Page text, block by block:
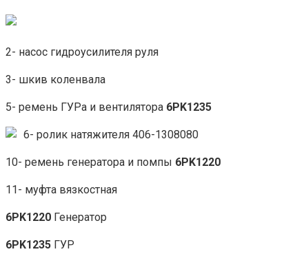
2- насос гидроусилителя руля
3- шкив коленвала
5- ремень ГУРа и вентилятора 6PK1235
6- ролик натяжителя 406-1308080
10- ремень генератора и помпы 6PK1220
11- муфта вязкостная
6PK1220 Генератор
6PK1235 ГУР